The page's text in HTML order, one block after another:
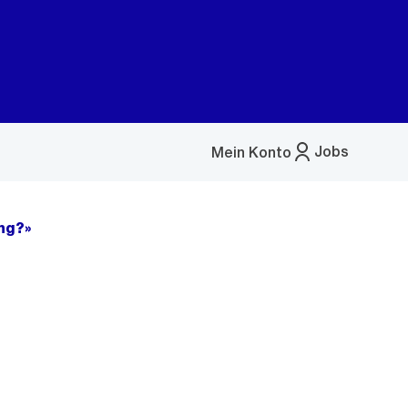
Jobs
Mein Konto
Menü